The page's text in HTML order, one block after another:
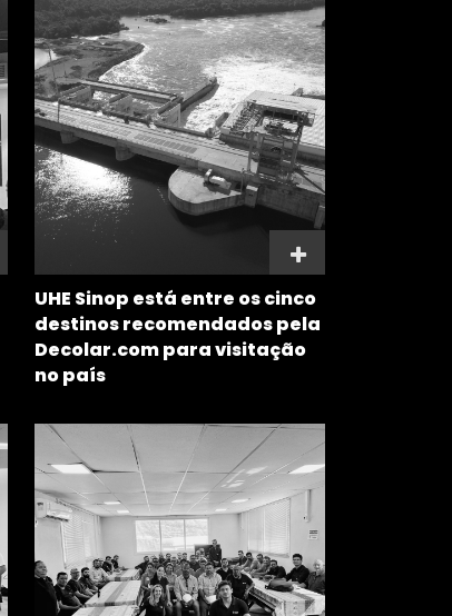
UHE Sinop está entre os cinco
destinos recomendados pela
Decolar.com para visitação
no país